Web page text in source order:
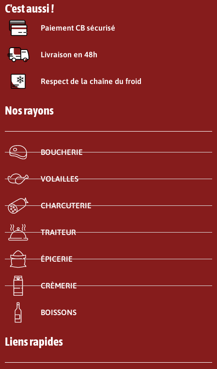
C'est aussi !
Paiement CB sécurisé
Livraison en 48h
Respect de la chaîne du froid
Nos rayons
BOUCHERIE
VOLAILLES
CHARCUTERIE
TRAITEUR
ÉPICERIE
CRÈMERIE
BOISSONS
Liens rapides